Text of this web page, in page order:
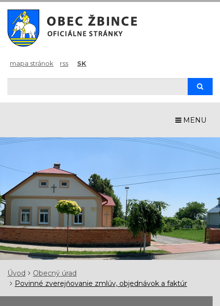
mapa stránok rss SK
MENU
Úvod
Obecný úrad
Povinné zverejňovanie zmlúv, objednávok a faktúr